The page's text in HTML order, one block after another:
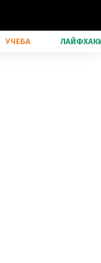
УЧЕБА